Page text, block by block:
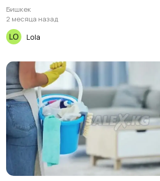
Бишкек
2 месяца назад
Lola